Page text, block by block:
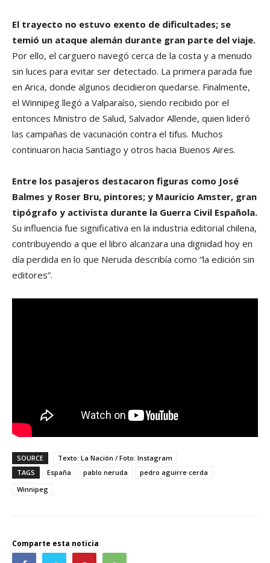
El trayecto no estuvo exento de dificultades; se
temió un ataque alemán durante gran parte del viaje.
Por ello, el carguero navegó cerca de la costa y a menudo
sin luces para evitar ser detectado. La primera parada fue
en Arica, donde algunos decidieron quedarse. Finalmente,
el Winnipeg llegó a Valparaíso, siendo recibido por el
entonces Ministro de Salud, Salvador Allende, quien lideró
las campañas de vacunación contra el tifus. Muchos
continuaron hacia Santiago y otros hacia Buenos Aires.
Entre los pasajeros destacaron figuras como José
Balmes y Roser Bru, pintores; y Mauricio Amster, gran
tipógrafo y activista durante la Guerra Civil Española.
Su influencia fue significativa en la industria editorial chilena,
contribuyendo a que el libro alcanzara una dignidad hoy en
día perdida en lo que Neruda describía como “la edición sin
editores”.
SOURCE
Texto: La Nación / Foto: Instagram
TAGS
España pablo neruda
pedro aguirre cerda
Winnipeg
Comparte esta noticia